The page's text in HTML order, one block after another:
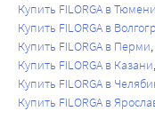
Купить FILORGA в Тюмени
Купить FILORGA в
Купить FILORGA в Перми
Купить FILORGA в Казани
Купить FILORGA в
Купить FILORGA в